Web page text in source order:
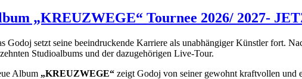
„KREUZWEGE“ Tournee 2026/ 2027-
Godoj setzt seine beeindruckende Karriere als unabhängiger Künstler fort.
Studioalbums und der dazugehörigen Live-Tour.
Album „KREUZWEGE“ zeigt Godoj von seiner gewohnt kraftvollen und